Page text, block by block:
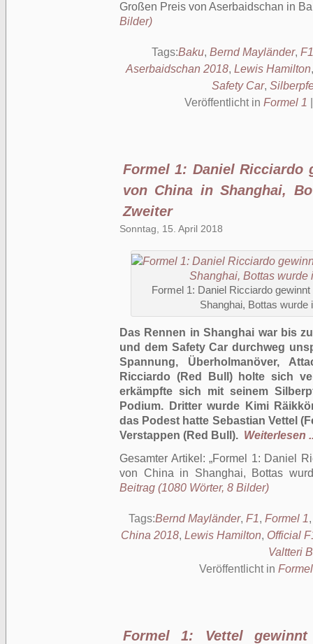
Großen Preis von Aserbaidschan in
Bilder)
Tags:Baku, Bernd Mayländer, F1
Aserbaidschan 2018, Lewis Hamilton
Safety Car,
Veröffentlicht in Formel 1
Formel 1: Daniel Ricciardo
von China in Shanghai,
Zweiter
Sonntag, 15. April 2018
Formel 1: Daniel Ricciardo
Shanghai, Bottas wurde
Das Rennen inShanghai war bis
und dem Safety Car durchweg
Spannung, Überholmanöver,
Ricciardo (Red Bull) holte sich
erkämpfte sich mit seinem
Podium. Dritter wurde Kimi
das Podest hatte Sebastian Vettel
Verstappen (Red Bull). Weiterlesen
Gesamter Artikel: Formel 1: Daniel
von China in Shanghai, Bottas
Beitrag (1080 Wörter, 8 Bilder)
Tags:Bernd Mayländer, F1, Formel 1
China 2018, Lewis Hamilton, Official
Valtteri
Veröffentlicht in
Formel 1: Vettel